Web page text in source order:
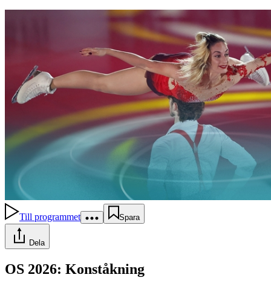
Till programmet Spara
Dela
OS 2026: Konståkning